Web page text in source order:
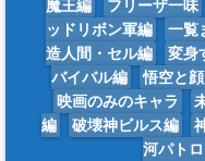
魔王編
フリーザ一味
ッドリボン軍編
一覧
造人間・セル編
変身
バイバル編
悟空と
映画のみのキャラ
編
破壊神ビルス編
河パト